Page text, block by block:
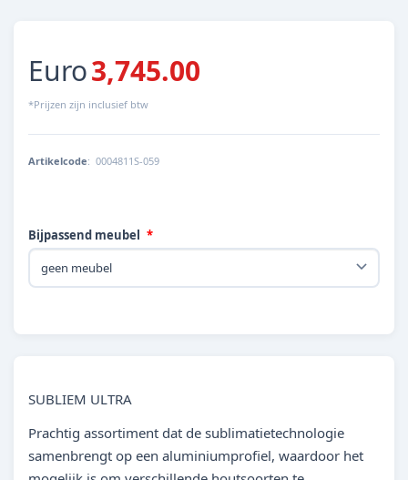
Euro3,745.00
*Prijzen zijn inclusief btw
Artikelcode: 0004811S-059
Bijpassend meubel
SUBLIEM ULTRA
Prachtig assortiment dat de sublimatietechnologie
samenbrengt op een aluminiumprofiel, waardoor het